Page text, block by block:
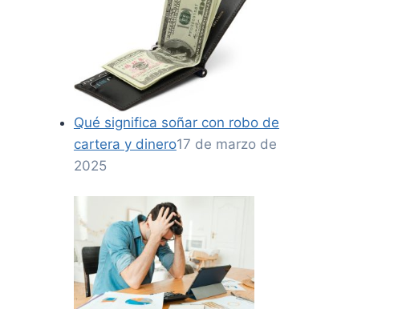
Qué significa soñar con robo de
cartera y dinero17 de marzo de
2025